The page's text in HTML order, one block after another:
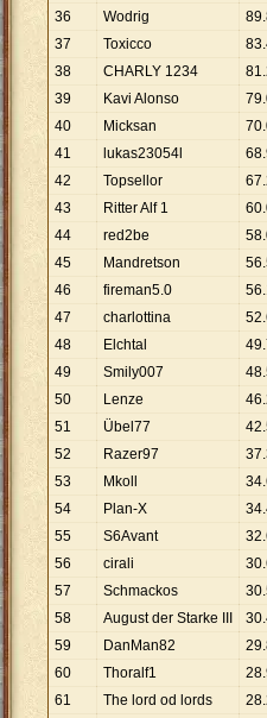
36
Wodrig 89.
37
Toxicco 83.
38
CHARLY 1234 81.
39
Kavi Alonso 79.
40
Micksan 70.
41
lukas23054l 68.
42
Topsellor 67.
43
Ritter Alf 1 60.
44
red2be 58.
45
Mandretson 56.
46
fireman5.0 56.
47
charlottina 52.
48
Elchtal 49.
49
Smily007 48.
50
Lenze 46.
51
Übel77 42.
52
Razer97 37.
53
Mkoll 34.
54
Plan-X 34.
55
S6Avant 32.
56
cirali 30.
57
Schmackos 30.
58
August der Starke III 30.
59
DanMan82 29.
60
Thoralf1 28.
61
The lord od lords 28.